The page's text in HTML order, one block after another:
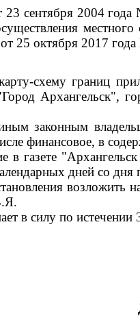
23 сентября 2004
25 октября 2017
схему границ
Архангельск",
законным
финансовое, в
в газете
дней со дня
возложить
в силу по